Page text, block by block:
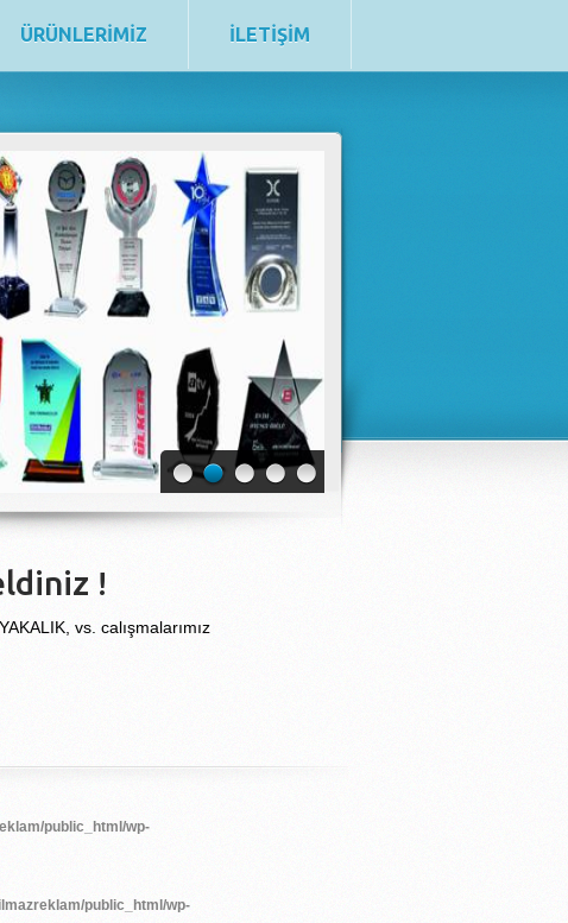
ÜRÜNLERİMİZ İLETİŞİM
!
vs. calışmalarımız
public_html/wp-
public_html/wp-